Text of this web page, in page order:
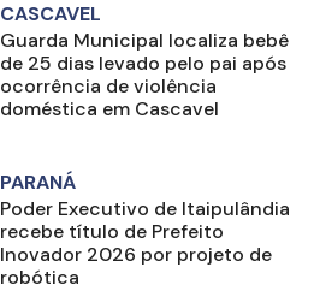
CASCAVEL
Guarda Municipal localiza bebê
de 25 dias levado pelo pai após
ocorrência de violência
doméstica em Cascavel
PARANÁ
Poder Executivo de Itaipulândia
recebe título de Prefeito
Inovador 2026 por projeto de
robótica